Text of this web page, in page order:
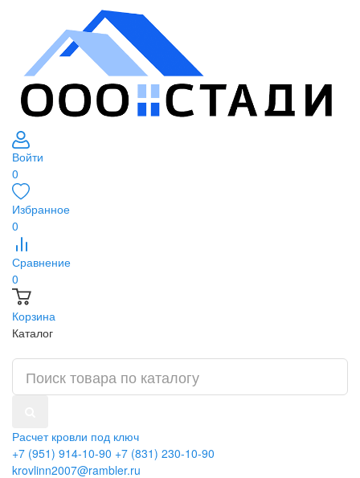
Войти
0
Избранное
0
Сравнение
0
Корзина
Каталог
Расчет кровли под ключ
+7 (951) 914-10-90 +7 (831) 230-10-90
krovlinn2007@rambler.ru